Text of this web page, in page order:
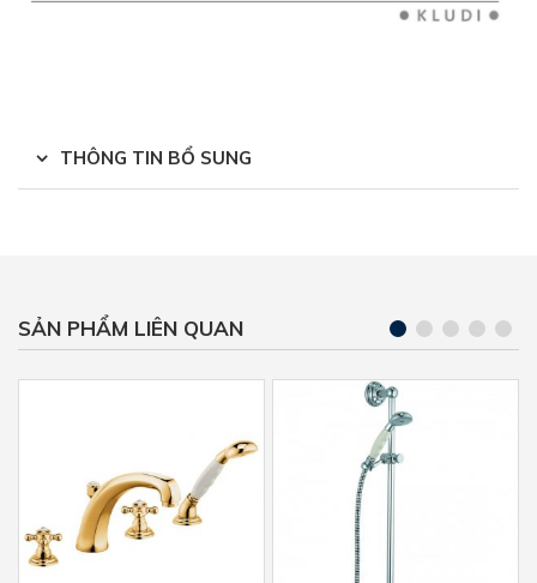
THÔNG TIN BỔ SUNG
SẢN PHẨM LIÊN QUAN